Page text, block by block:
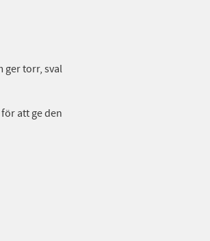
ger torr, sval
att ge den